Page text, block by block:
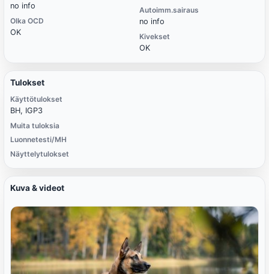
no info
Olka OCD
OK
Autoimm.sairaus
no info
Kivekset
OK
Tulokset
Käyttötulokset
BH, IGP3
Muita tuloksia
Luonnetesti/MH
Näyttelytulokset
Kuva & videot